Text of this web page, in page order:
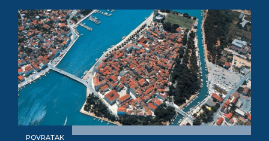
POVRATAK